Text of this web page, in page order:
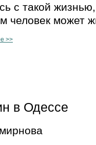
с такой
человек может
>>
в Одессе